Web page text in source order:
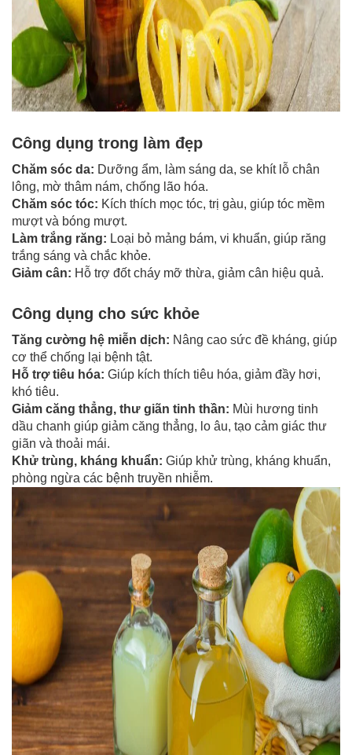
Công dụng trong làm đẹp
Chăm sóc da: Dưỡng ẩm, làm sáng da, se khít lỗ chân
lông, mờ thâm nám, chống lão hóa.
Chăm sóc tóc: Kích thích mọc tóc, trị gàu, giúp tóc mềm
mượt và bóng mượt.
Làm trắng răng: Loại bỏ mảng bám, vi khuẩn, giúp răng
trắng sáng và chắc khỏe.
Giảm cân: Hỗ trợ đốt cháy mỡ thừa, giảm cân hiệu quả.
Công dụng cho sức khỏe
Tăng cường hệ miễn dịch: Nâng cao sức đề kháng, giúp
cơ thể chống lại bệnh tật.
Hỗ trợ tiêu hóa: Giúp kích thích tiêu hóa, giảm đầy hơi,
khó tiêu.
Giảm căng thẳng, thư giãn tinh thần: Mùi hương tinh
dầu chanh giúp giảm căng thẳng, lo âu, tạo cảm giác thư
giãn và thoải mái.
Khử trùng, kháng khuẩn: Giúp khử trùng, kháng khuẩn,
phòng ngừa các bệnh truyền nhiễm.